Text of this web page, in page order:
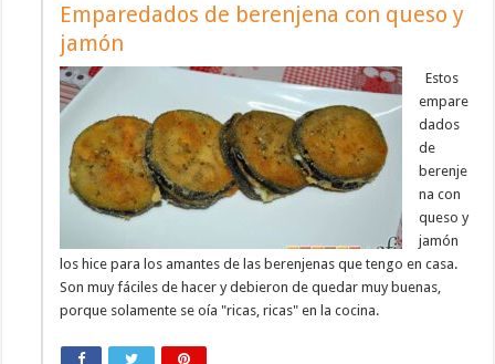
Emparedados de berenjena con queso y
jamón
Estos
empare
dados
de
berenje
na con
queso y
jamón
los hice para los amantes de las berenjenas que tengo en casa.
Son muy fáciles de hacer y debieron de quedar muy buenas,
porque solamente se oía "ricas, ricas" en la cocina.